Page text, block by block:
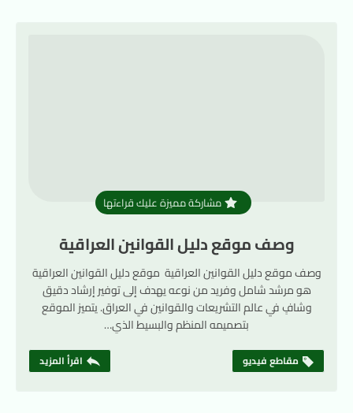
مشاركة مميزة عليك قراءتها
وصف موقع دليل القوانين العراقية
وصف موقع دليل القوانين العراقية موقع دليل القوانين العراقية
هو مرشد شامل وفريد من نوعه يهدف إلى توفير إرشاد دقيق
وشافٍ في عالم التشريعات والقوانين في العراق. يتميز الموقع
بتصميمه المنظم والبسيط الذي…
مقاطع فيديو اقرأ المزيد